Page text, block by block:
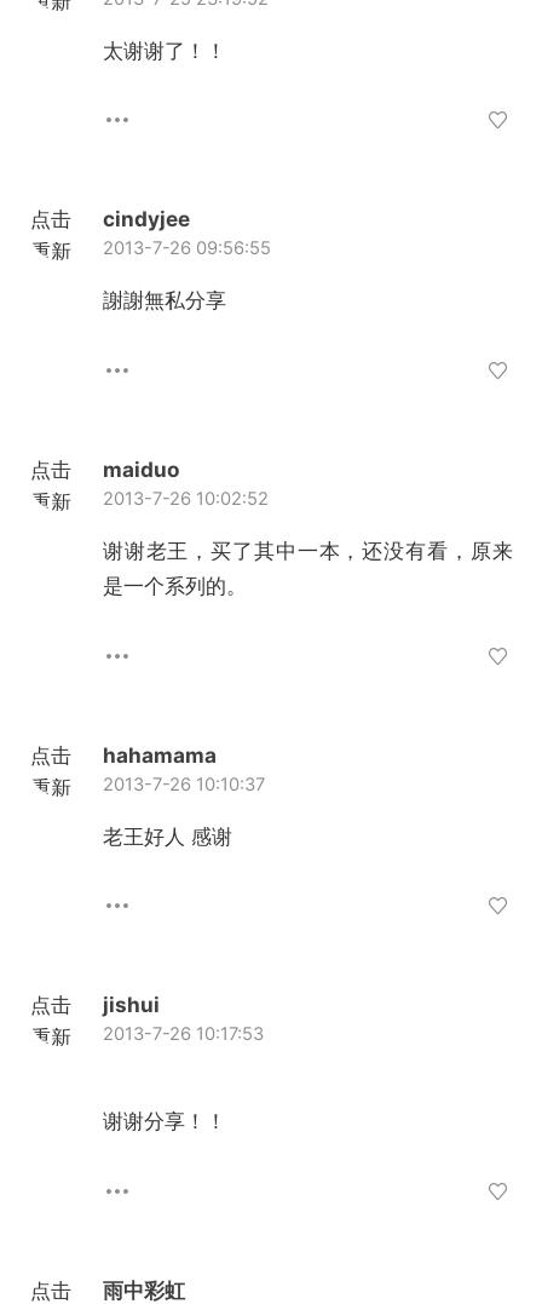
太谢谢了！！
点击
重新
cindyjee
2013-7-26 09:56:55
謝謝無私分享
点击
重新
maiduo
2013-7-26 10:02:52
谢谢老王，买了其中一本，还没有看，原来
是一个系列的。
点击
重新
hahamama
2013-7-26 10:10:37
老王好人 感谢
点击
重新
jishui
2013-7-26 10:17:53
谢谢分享！！
点击
雨中彩虹